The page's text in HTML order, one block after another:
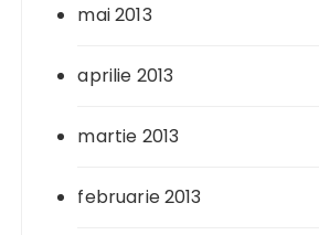
mai 2013
aprilie 2013
martie 2013
februarie 2013